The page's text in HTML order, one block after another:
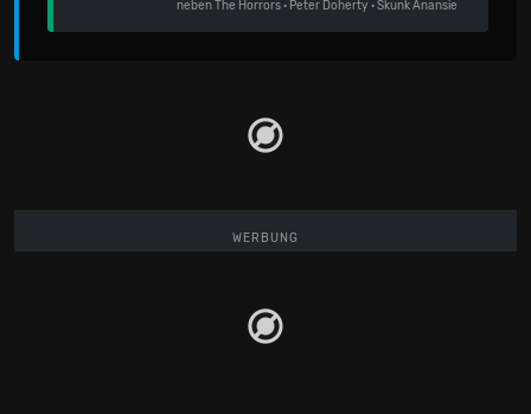
nebenThe Horrors· Peter Doherty ·Skunk Anansie
WERBUNG